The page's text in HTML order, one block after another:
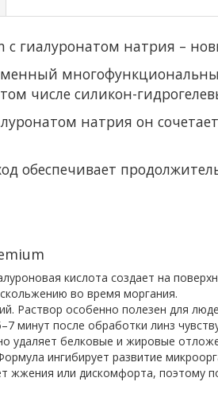
с гиалуронатом натрия –
числе силикон-
натрия он
обеспечивает
кислота создает на
во время моргания.
Раствор особенно полезен для
минут после обработки линз
удаляет белковые и жировые
ингибирует развитие
жжения или дискомфорта, поэтому